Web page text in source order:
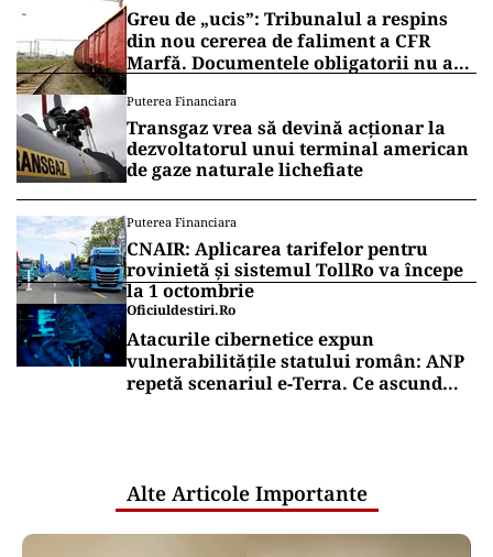
Greu de „ucis”: Tribunalul a respins
din nou cererea de faliment a CFR
Marfă. Documentele obligatorii nu au
Puterea Financiara
Transgaz vrea să devină acționar la
dezvoltatorul unui terminal american
de gaze naturale lichefiate
Puterea Financiara
CNAIR: Aplicarea tarifelor pentru
rovinietă și sistemul TollRo va începe
la 1 octombrie
Oficiuldestiri.ro
Atacurile cibernetice expun
vulnerabilitățile statului român: ANP
repetă scenariul e‑Terra. Ce ascund
Alte Articole Importante